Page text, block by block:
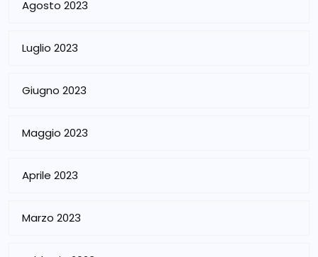
Agosto 2023
Luglio 2023
Giugno 2023
Maggio 2023
Aprile 2023
Marzo 2023